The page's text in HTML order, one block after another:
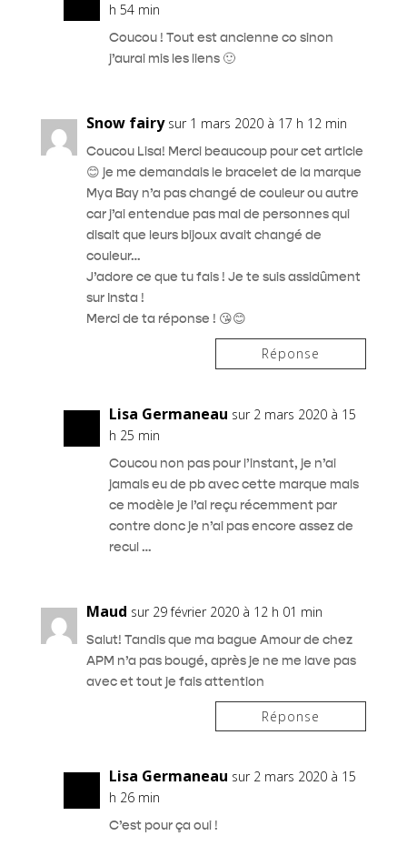
h 54 min
Coucou ! Tout est ancienne co sinon
j’aurai mis les liens 🙂
Snow fairy sur 1 mars 2020 à 17 h 12 min
Coucou Lisa! Merci beaucoup pour cet article
😊 je me demandais le bracelet de la marque
Mya Bay n’a pas changé de couleur ou autre
car j’ai entendue pas mal de personnes qui
disait que leurs bijoux avait changé de
couleur…
J’adore ce que tu fais ! Je te suis assidûment
sur Insta !
Merci de ta réponse ! 😘😊
Réponse
Lisa Germaneau sur 2 mars 2020 à 15
h 25 min
Coucou non pas pour l’instant, je n’ai
jamais eu de pb avec cette marque mais
ce modèle je l’ai reçu récemment par
contre donc je n’ai pas encore assez de
recul …
Maud sur 29 février 2020 à 12 h 01 min
Salut! Tandis que ma bague Amour de chez
APM n’a pas bougé, après je ne me lave pas
avec et tout je fais attention
Réponse
Lisa Germaneau sur 2 mars 2020 à 15
h 26 min
C’est pour ça oui !